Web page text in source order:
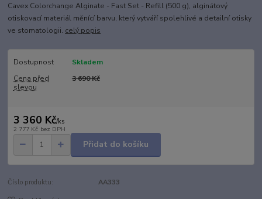
Cavex Colorchange Alginate - Fast Set - Refill (500 g), alginátový
otiskovací materiál měnící barvu, který vytváří spolehlivé a detailní otisky
ve stomatologii. celý popis
Dostupnost
Skladem
Cena před
slevou
3 690 Kč
3 360 Kč/ks
2 777 Kč bez DPH
Přidat do košíku
Číslo produktu: AA333